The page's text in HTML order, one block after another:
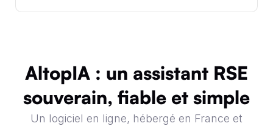
AltopIA : un assistant RSE
souverain, fiable et simple
Un logiciel en ligne, hébergé en France et